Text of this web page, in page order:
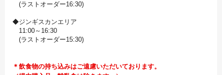
(ラストオーダー16:30)
◆ジンギスカンエリア
11:00～16:30
(ラストオーダー15:30)
＊飲食物の持ち込みはご遠慮いただいております。